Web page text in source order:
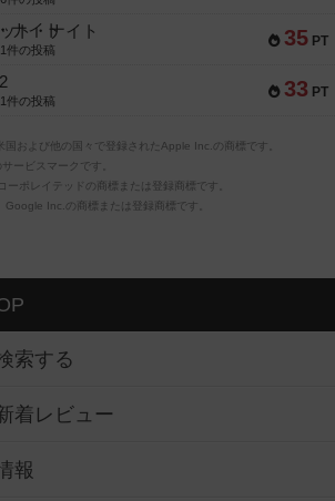
35 PT
ト・ナイト
1件の投稿
33 PT
1件の投稿
および他の国々で登録されたApple Inc.の商標です。
ービスマークです。
ポレイテッドの商標または登録商標です。
Inc.の商標または登録商標です。
索する
着レビュー
報